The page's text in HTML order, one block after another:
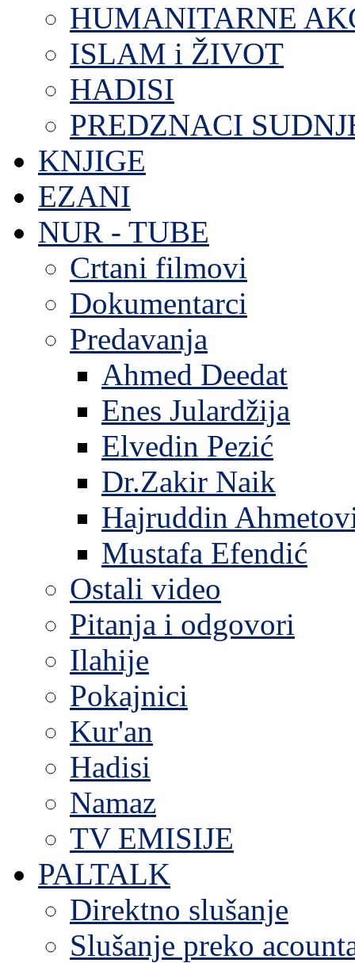
HUMANITARNE
ISLAM i ŽIVOT
HADISI
PREDZNACI
KNJIGE
EZANI
NUR - TUBE
Crtani filmovi
Dokumentarci
Predavanja
Ahmed Deedat
Enes Julardžija
Elvedin Pezić
Dr.Zakir Naik
Hajruddin
Mustafa Efendić
Ostali video
Pitanja i odgovori
Ilahije
Pokajnici
Kur'an
Hadisi
Namaz
TV EMISIJE
PALTALK
Direktno slušanje
Slušanje preko